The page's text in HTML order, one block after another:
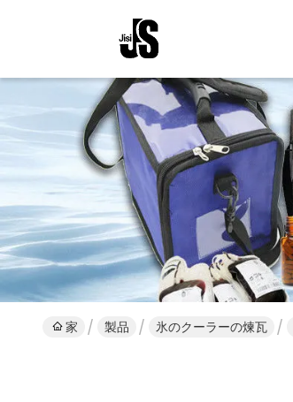
家 製品 氷のクーラーの煉瓦